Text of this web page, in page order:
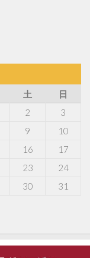
土
日
2
3
9
10
16
17
23
24
30
31